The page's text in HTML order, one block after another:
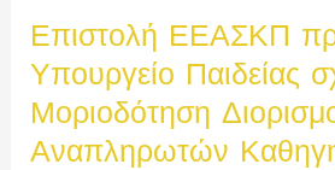
Επιστολή ΕΕΑΣΚΠ
Υπουργείο Παιδείας
Μοριοδότηση
Αναπληρωτών